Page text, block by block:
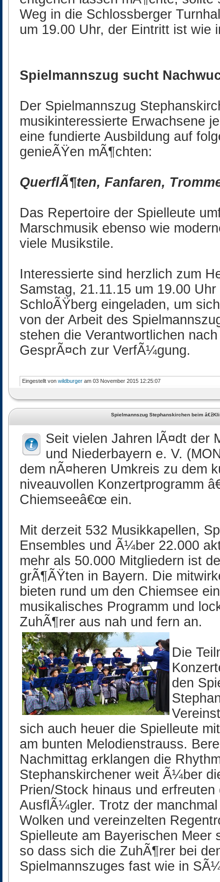
Weg in die Schlossberger
um 19.00 Uhr, der Eintritt ist wie
Spielmannszug sucht
Der Spielmannszug
musikinteressierte Erwachsene
eine fundierte Ausbildung auf
genieÃŸen mÃ¶chten:
QuerflÃ¶ten, Fanfaren,
Das Repertoire der Spielleute
Marschmusik ebenso wie
viele Musikstile.
Interessierte sind herzlich zum
Samstag, 21.11.15 um 19.00
SchloÃŸberg eingeladen, um
von der Arbeit des
stehen die Verantwortlichen
GesprÃ¤ch zur VerfÃ¼gung.
Eingestellt von wildburger am 03 November 2015 12:25:07
Spielmannszug Stephanskirchen beim
Seit vielen Jahren lÃ¤dt der
und Niederbayern e. V.
dem nÃ¤heren Umkreis zu dem
niveauvollen Konzertprogramm
Chiemseeâ€œ ein.
Mit derzeit 532 Musikkapellen,
Ensembles und Ã¼ber 22.000
mehr als 50.000 Mitgliedern ist
grÃ¶ÃŸten in Bayern. Die
bieten rund um den Chiemsee
musikalisches Programm und
ZuhÃ¶rer aus nah und fern an.
Die
den
sich auch heuer die Spielleute
am bunten Melodienstrauss.
Nachmittag erklangen die
Stephanskirchener weit Ã¼ber
Prien/Stock hinaus und
AusflÃ¼gler. Trotz der
Wolken und vereinzelten
Spielleute am Bayerischen
so dass sich die ZuhÃ¶rer bei
Spielmannszuges fast wie in